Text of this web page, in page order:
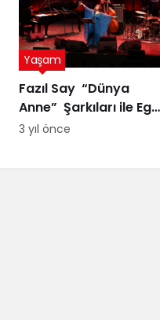
Fazıl Say “Dünya
Anne” Şarkıları ile Ege
Turnesi’nde
Yaşam
3 yıl önce